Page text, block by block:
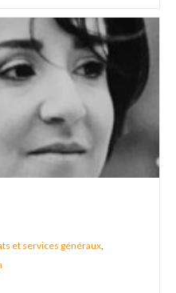
et services généraux,